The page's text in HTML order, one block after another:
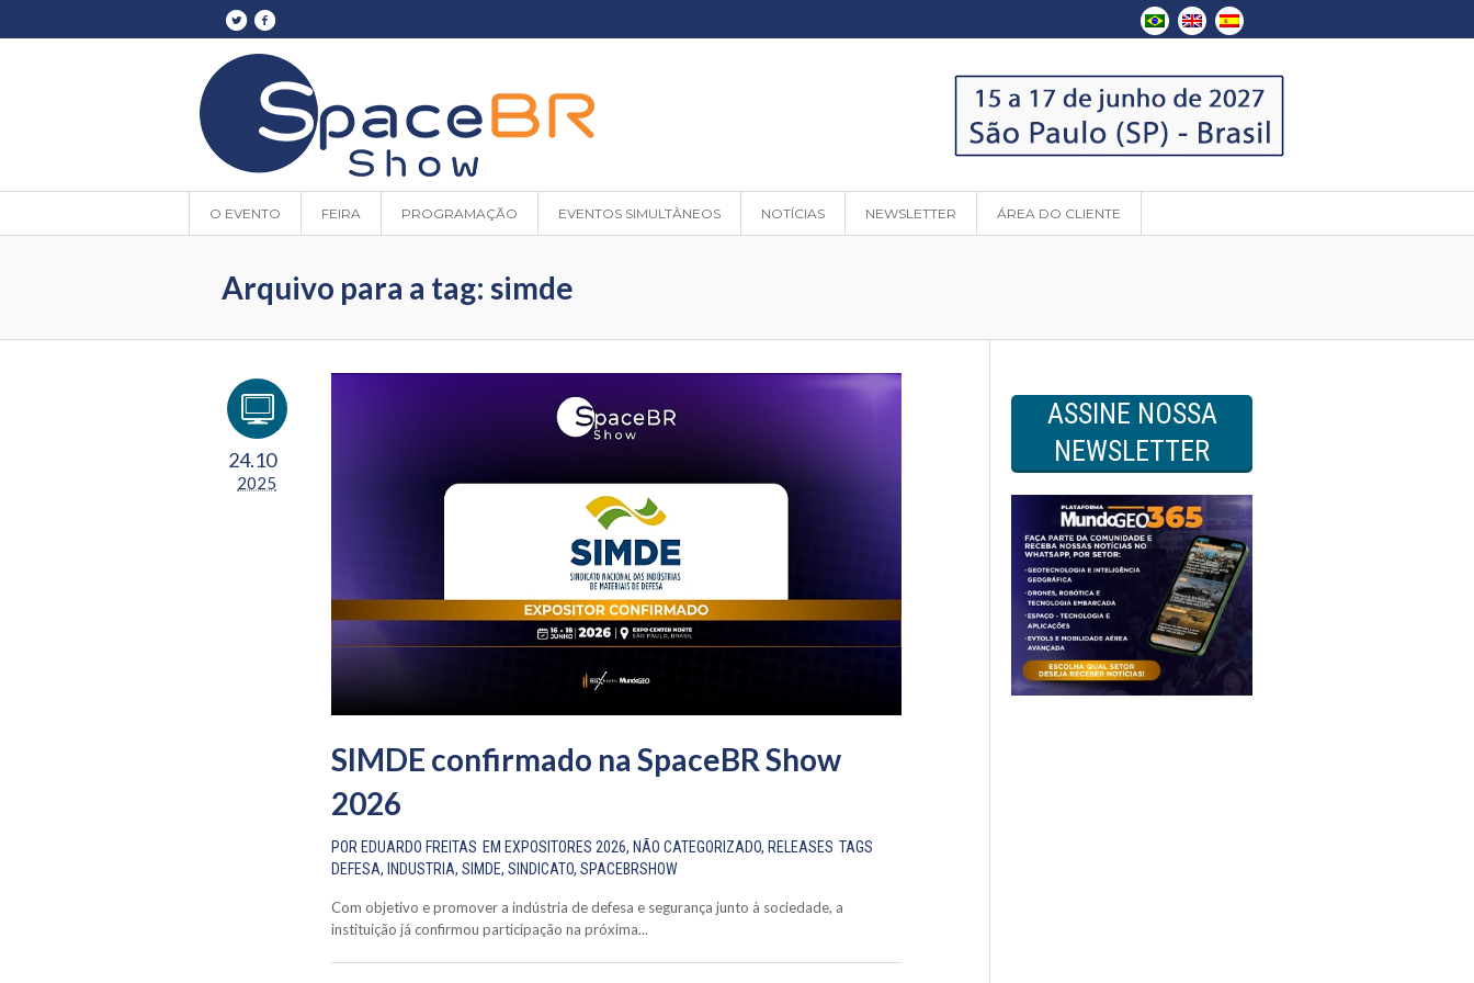
O EVENTO FEIRA PROGRAMAÇÃO EVENTOS SIMULTÂNEOS NOTÍCIAS NEWSLETTER ÁREA DO CLIENTE
Arquivo para a tag: simde
24.10
2025
SIMDE confirmado na SpaceBR Show
2026
POR EDUARDO FREITAS EM EXPOSITORES 2026, NÃO CATEGORIZADO, RELEASES TAGS
DEFESA, INDUSTRIA, SIMDE, SINDICATO, SPACEBRSHOW
Com objetivo e promover a indústria de defesa e segurança junto à sociedade, a
instituição já confirmou participação na próxima...
ASSINE NOSSA
NEWSLETTER